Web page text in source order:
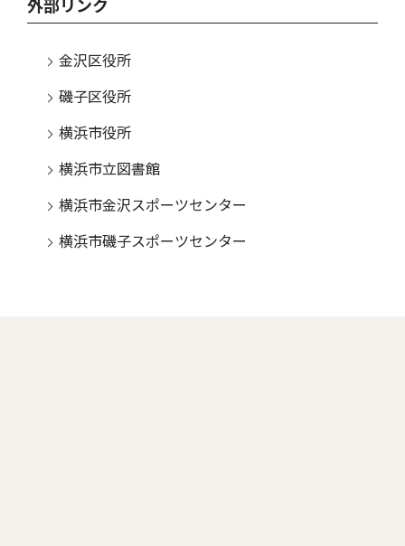
外部リンク
金沢区役所
磯子区役所
横浜市役所
横浜市立図書館
横浜市金沢スポーツセンター
横浜市磯子スポーツセンター